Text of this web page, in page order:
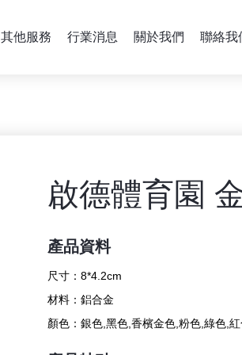
其他服務 行業消息 關於我們 聯絡我
啟德體育園
產品資料
尺寸：8*4.2cm
材料：鋁合金
顏色：銀色,黑色,香檳金色,粉色,綠色,